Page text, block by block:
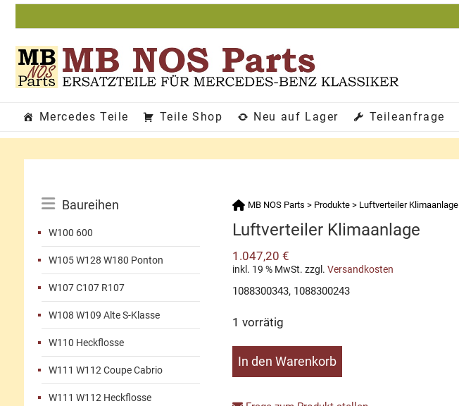
Zum
Mercedes Teile Teile Shop Neu auf Lager Teileanfrage
Baureihen
W100 600
W105 W128 W180 Ponton
W107 C107 R107
W108 W109 Alte S-Klasse
W110 Heckflosse
W111 W112 Coupe Cabrio
W111 W112 Heckflosse
MB NOS Parts > Produkte> Luftverteiler Klimaanlage
Luftverteiler Klimaanlage
1.047,20 €
inkl. 19 % MwSt. zzgl. Versandkosten
1088300343, 1088300243
1 vorrätig
Luftverteiler
In den Warenkorb